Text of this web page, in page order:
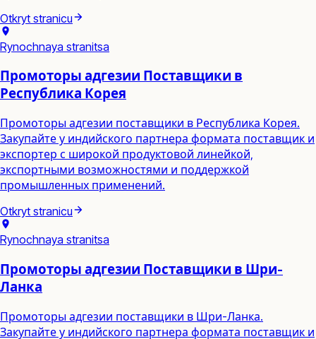
Otkryt stranicu
Rynochnaya stranitsa
Промоторы адгезии Поставщики в
Республика Корея
Промоторы адгезии поставщики в Республика Корея.
Закупайте у индийского партнера формата поставщик и
экспортер с широкой продуктовой линейкой,
экспортными возможностями и поддержкой
промышленных применений.
Otkryt stranicu
Rynochnaya stranitsa
Промоторы адгезии Поставщики в Шри-
Ланка
Промоторы адгезии поставщики в Шри-Ланка.
Закупайте у индийского партнера формата поставщик и